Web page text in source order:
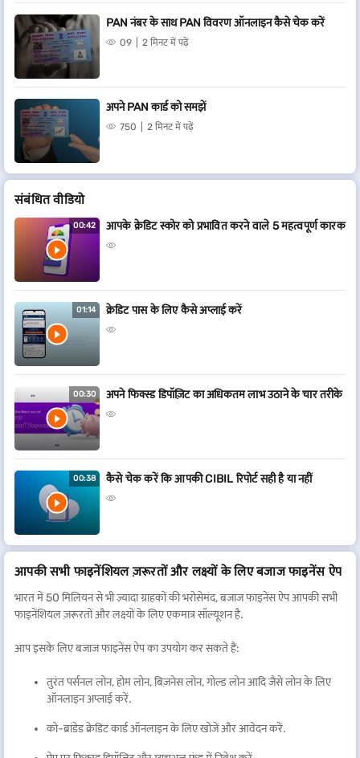
PAN नंबर के साथ PAN विवरण ऑनलाइन कैसे चेक करें
09 2 मिनट में पढ़ें
अपने PAN कार्ड को समझें
750 2 मिनट में पढ़ें
संबं​धित वीडियो
00:42 आपके क्रेडिट स्कोर को प्रभावित करने वाले 5 महत्वपूर्ण कारक
01:14 क्रेडिट पास के लिए कैसे अप्लाई करें
00:30 अपने फिक्स्ड डिपॉज़िट का अधिकतम लाभ उठाने के चार तरीके
00:38 कैसे चेक करें कि आपकी CIBIL रिपोर्ट सही है या नहीं
आपकी सभी फाइनेंशियल ज़रूरतों और लक्ष्यों के लिए बजाज फाइनेंस ऐप
भारत में 50 मिलियन से भी ज़्यादा ग्राहकों की भरोसेमंद, बजाज फाइनेंस ऐप आपकी सभी
फाइनेंशियल ज़रूरतों और लक्ष्यों के लिए एकमात्र सॉल्यूशन है.
आप इसके लिए बजाज फाइनेंस ऐप का उपयोग कर सकते हैं:
तुरंत पर्सनल लोन, होम लोन, बिज़नेस लोन, गोल्ड लोन आदि जैसे लोन के लिए
ऑनलाइन अप्लाई करें.
को-ब्रांडेड क्रेडिट कार्ड ऑनलाइन के लिए खोजें और आवेदन करें.